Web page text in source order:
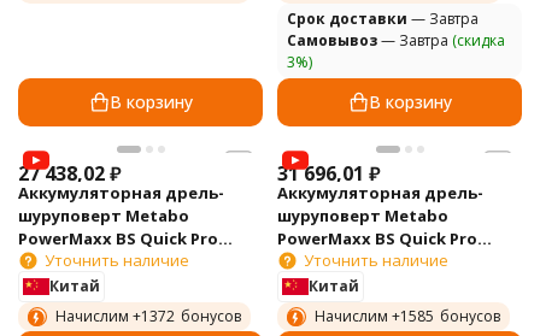
В корзину
Cрок доставки — Завтра
Самовывоз— Завтра (скидка
3%)
В корзину
27 438,02₽
Аккумуляторная дрель-
шуруповерт Metabo
PowerMaxx BS Quick Pro
600157500
Уточнить наличие
Китай
Начислим +1372 бонусов
31 696,01 ₽
Аккумуляторная дрель-
шуруповерт Metabo
PowerMaxx BS Quick Pro
600157700
Уточнить наличие
Китай
Начислим +1585 бонусов